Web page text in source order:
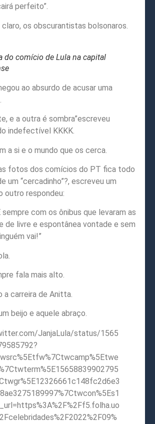
perfeito”.
os obscurantistas bolsonaros.
do comício de Lula na capital
ao absurdo de acusar uma
e a outra é sombra”escreveu
indefectível KKKK.
a si e o mundo que os cerca.
fotos dos comícios do PT fica todo
um “cercadinho”?, escreveu um
outro respondeu:
sempre com os ônibus que levaram as
de livre e espontânea vontade e sem
vai!”
fala mais alto.
a carreira de Anitta.
beijo e aquele abraço.
JanjaLula/status/1565